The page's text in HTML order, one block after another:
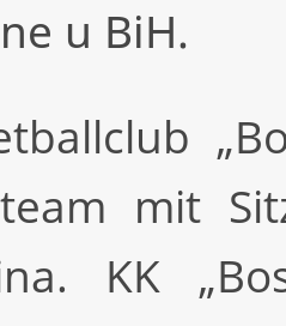
u BiH.
mit
KK